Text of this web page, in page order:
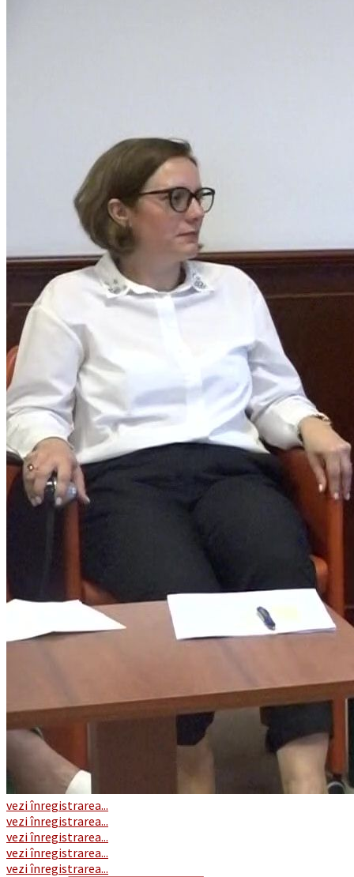
vezi înregistrarea...
vezi înregistrarea...
vezi înregistrarea...
vezi înregistrarea...
vezi înregistrarea...